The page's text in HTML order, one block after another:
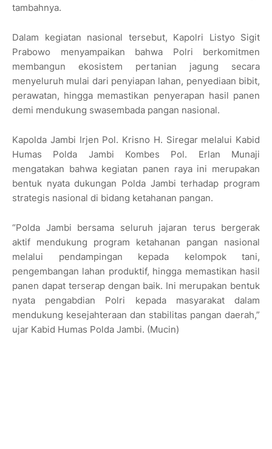
tambahnya.
Dalam kegiatan nasional tersebut, Kapolri Listyo Sigit
Prabowo menyampaikan bahwa Polri berkomitmen
membangun ekosistem pertanian jagung secara
menyeluruh mulai dari penyiapan lahan, penyediaan bibit,
perawatan, hingga memastikan penyerapan hasil panen
demi mendukung swasembada pangan nasional.
Kapolda Jambi Irjen Pol. Krisno H. Siregar melalui Kabid
Humas Polda Jambi Kombes Pol. Erlan Munaji
mengatakan bahwa kegiatan panen raya ini merupakan
bentuk nyata dukungan Polda Jambi terhadap program
strategis nasional di bidang ketahanan pangan.
“Polda Jambi bersama seluruh jajaran terus bergerak
aktif mendukung program ketahanan pangan nasional
melalui pendampingan kepada kelompok tani,
pengembangan lahan produktif, hingga memastikan hasil
panen dapat terserap dengan baik. Ini merupakan bentuk
nyata pengabdian Polri kepada masyarakat dalam
mendukung kesejahteraan dan stabilitas pangan daerah,”
ujar Kabid Humas Polda Jambi. (Mucin)